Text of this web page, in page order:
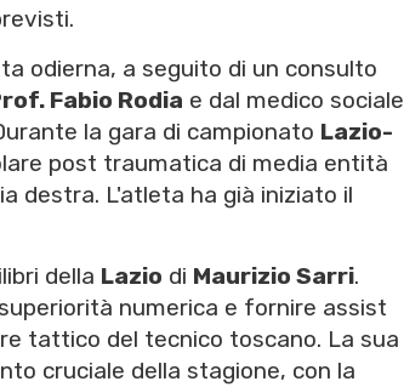
odierna, a seguito di un consulto
Fabio Rodia e dal medico sociale
la gara di campionato Lazio-
post traumatica di media entità
destra. L'atleta ha già iniziato il
della Lazio di Maurizio Sarri.
numerica e fornire assist
tattico del tecnico toscano. La sua
cruciale della stagione, con la